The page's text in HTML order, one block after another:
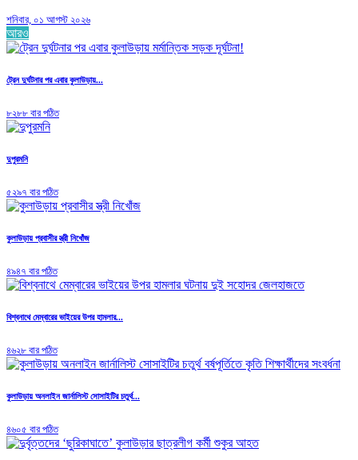
শনিবার, ০১ আগস্ট ২০২৬
আরও
ট্রেন দুর্ঘটনার পর এবার কুলাউড়ায়...
৮২৮৮ বার পঠিত
দুপুরমনি
৫২৯৭ বার পঠিত
কুলাউড়ায় প্রবাসীর স্ত্রী নিখোঁজ
৪৯৪৭ বার পঠিত
বিশ্বনাথে মেম্বারের ভাইয়ের উপর হামলার...
৪৬২৮ বার পঠিত
কুলাউড়ায় অনলাইন জার্নালিস্ট সোসাইটির চতুর্থ...
৪৬০৫ বার পঠিত